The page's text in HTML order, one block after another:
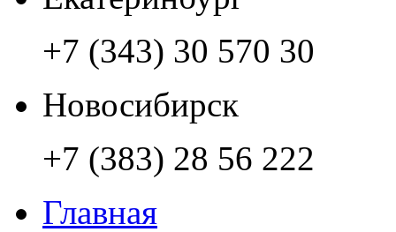
+7 (343) 30 570 30
Новосибирск
+7 (383) 28 56 222
Главная